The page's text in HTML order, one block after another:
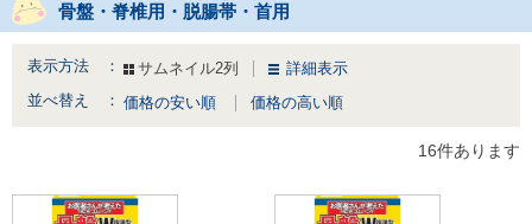
骨盤・脊椎用・脱腸帯・首用
表示方法 ： サムネイル2列
詳細表示
並べ替え ： 価格の安い順 価格の高い順
16件あります